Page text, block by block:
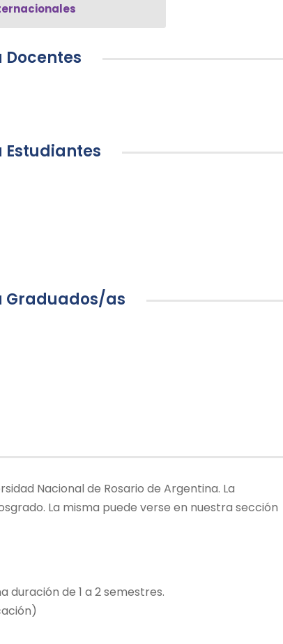
Graduados/as
Nacional de Rosario de Argentina. La
La misma puede verse en nuestra sección
de 1 a 2 semestres.